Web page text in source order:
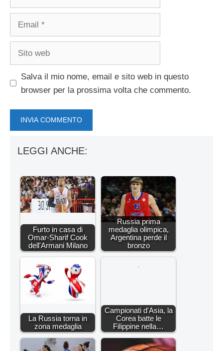
Salva il mio nome, email e sito web in questo
browser per la prossima volta che commento.
LEGGI ANCHE:
Furto in casa di
Omar-Sharif Cook
dell'Armani Milano
Russia prima
medaglia olimpica,
Argentina perde il
bronzo
La Russia torna in
zona medaglia
Campionati d'Asia, la
Corea batte le
Filippine nella…